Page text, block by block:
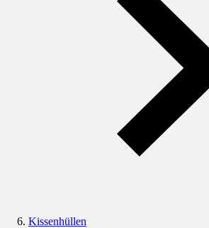
Kissenhüllen